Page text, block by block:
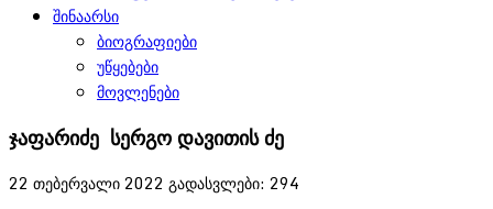
შინაარსი
ბიოგრაფიები
უწყებები
მოვლენები
ჯაფარიძე სერგო დავითის ძე
22 თებერვალი 2022 გადასვლები: 294